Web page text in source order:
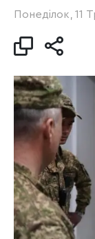
Понеділок, 11